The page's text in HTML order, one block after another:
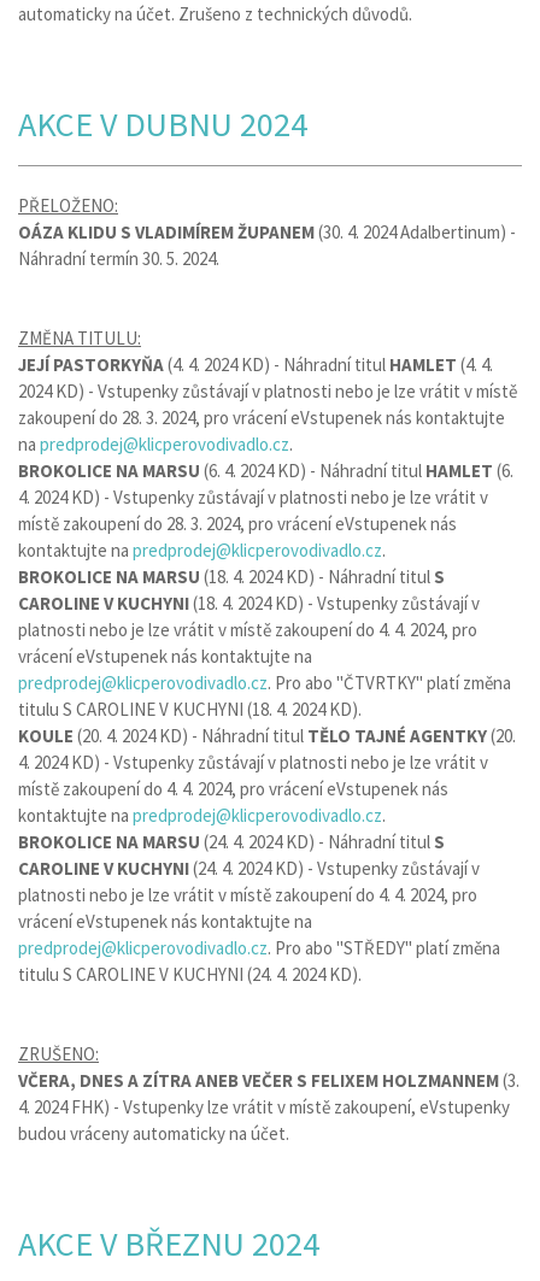
automaticky na účet. Zrušeno z technických důvodů.
AKCE V DUBNU 2024
PŘELOŽENO:
OÁZA KLIDU S VLADIMÍREM ŽUPANEM(30. 4. 2024 Adalbertinum) -
Náhradní termín 30. 5. 2024.
ZMĚNA TITULU:
JEJÍ PASTORKYŇA(4. 4. 2024 KD) - Náhradní titul HAMLET (4. 4.
2024 KD) - Vstupenky zůstávají v platnosti nebo je lze vrátit v místě
zakoupení do 28. 3. 2024, pro vrácení eVstupenek nás kontaktujte
na predprodej@klicperovodivadlo.cz.
BROKOLICE NA MARSU (6. 4. 2024 KD) - Náhradní titul HAMLET (6.
4. 2024 KD) - Vstupenky zůstávají v platnosti nebo je lze vrátit v
místě zakoupení do 28. 3. 2024, pro vrácení eVstupenek nás
kontaktujte na predprodej@klicperovodivadlo.cz.
BROKOLICE NA MARSU (18. 4. 2024 KD) - Náhradní titul S
CAROLINE V KUCHYNI(18. 4. 2024 KD) - Vstupenky zůstávají v
platnosti nebo je lze vrátit v místě zakoupení do 4. 4. 2024, pro
vrácení eVstupenek nás kontaktujte na
predprodej@klicperovodivadlo.cz. Pro abo "ČTVRTKY" platí změna
titulu S CAROLINE V KUCHYNI (18. 4. 2024 KD).
KOULE (20. 4. 2024 KD) - Náhradní titul TĚLO TAJNÉ AGENTKY(20.
4. 2024 KD) - Vstupenky zůstávají v platnosti nebo je lze vrátit v
místě zakoupení do 4. 4. 2024, pro vrácení eVstupenek nás
kontaktujte na predprodej@klicperovodivadlo.cz.
BROKOLICE NA MARSU (24. 4. 2024 KD) - Náhradní titul S
CAROLINE V KUCHYNI(24. 4. 2024 KD) - Vstupenky zůstávají v
platnosti nebo je lze vrátit v místě zakoupení do 4. 4. 2024, pro
vrácení eVstupenek nás kontaktujte na
predprodej@klicperovodivadlo.cz. Pro abo "STŘEDY" platí změna
titulu S CAROLINE V KUCHYNI (24. 4. 2024 KD).
ZRUŠENO:
VČERA, DNES A ZÍTRA ANEB VEČER S FELIXEM HOLZMANNEM(3.
4. 2024 FHK) - Vstupenky lze vrátit v místě zakoupení, eVstupenky
budou vráceny automaticky na účet.
AKCE V BŘEZNU 2024